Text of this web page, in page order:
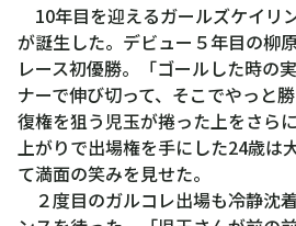
10年目を迎えるガールズケイリ
が誕生した。デビュー５年目の柳
レース初優勝。「ゴールした時の
ナーで伸び切って、そこでやっと
復権を狙う児玉が捲った上をさら
上がりで出場権を手にした24歳は
て満面の笑みを見せた。
２度目のガルコレ出場も冷静沈